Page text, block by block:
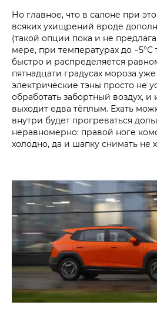
Но главное, что в салоне при
всяких ухищрений вроде
(такой опции пока и не
мере, при температурах до −5°С
быстро и распределяется
пятнадцати градусах мороза
электрические тэны просто не
обработать забортный воздух,
выходит едва тёплым. Ехать
внутри будет прогреваться
неравномерно: правой ноге
холодно, да и шапку снимать не